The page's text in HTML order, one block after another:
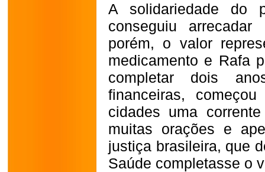
A solidariedade do
conseguiu
porém, o valor
medicamento e Rafa
completar dois
financeiras,
cidades uma
muitas orações e
justiça brasileira, que
Saúde completasse o